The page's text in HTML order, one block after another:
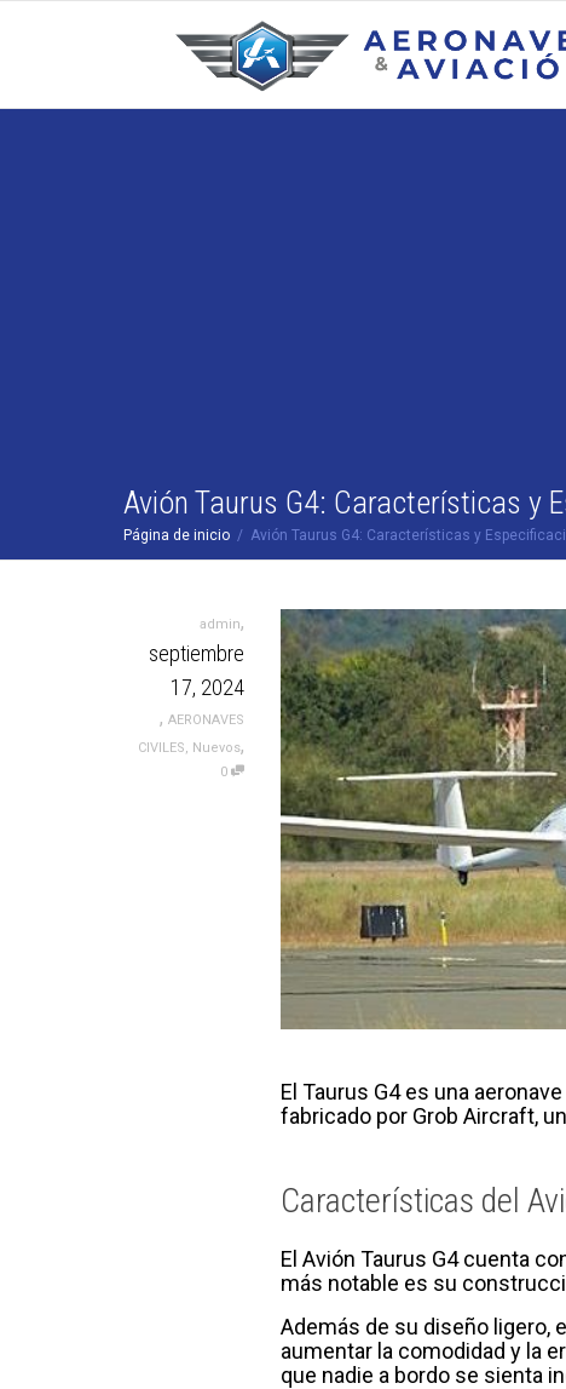
Avión Taurus G4: Características y
Página de inicio Avión Taurus G4: Características y
admin,
septiembre
17, 2024
, AERONAVES
CIVILES, Nuevos,
0
El Taurus G4 es una
fabricado por Grob Aircraft,
Características del
El Avión Taurus G4 cuenta
más notable es su
Además de su diseño ligero,
aumentar la comodidad y la
que nadie a bordo se sienta